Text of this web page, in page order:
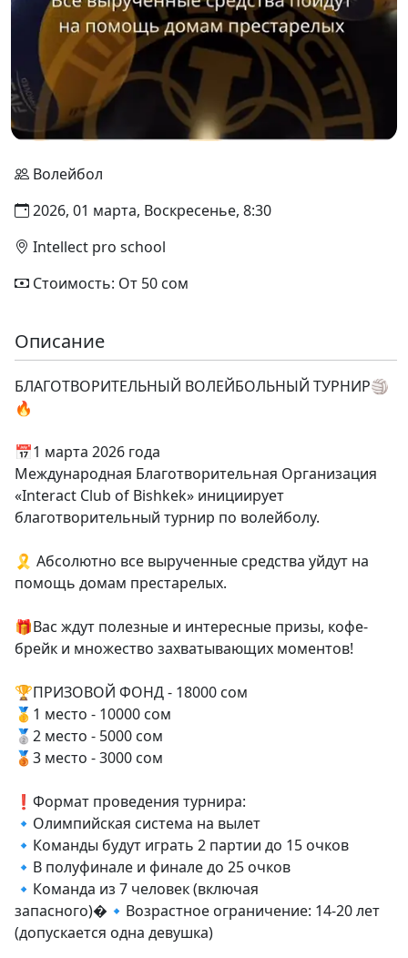
Волейбол
2026, 01 марта, Воскресенье, 8:30
Intellect pro school
Стоимость: От 50 сом
Описание
БЛАГОТВОРИТЕЛЬНЫЙ ВОЛЕЙБОЛЬНЫЙ ТУРНИР🏐
🔥
📅1 марта 2026 года
Международная Благотворительная Организация
«Interact Club of Bishkek» инициирует
благотворительный турнир по волейболу.
🎗️ Абсолютно все вырученные средства уйдут на
помощь домам престарелых.
🎁Вас ждут полезные и интересные призы, кофе-
брейк и множество захватывающих моментов!
🏆ПРИЗОВОЙ ФОНД - 18000 сом
🥇1 место - 10000 сом
🥈2 место - 5000 сом
🥉3 место - 3000 сом
❗️Формат проведения турнира:
🔹Олимпийская система на вылет
🔹Команды будут играть 2 партии до 15 очков
🔹В полуфинале и финале до 25 очков
🔹Команда из 7 человек (включая
запасного)�🔹Возрастное ограничение: 14-20 лет
(допускается одна девушка)